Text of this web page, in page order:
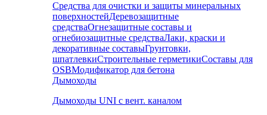
Средства для очистки и защиты минеральных
поверхностейДеревозащитные
средстваОгнезащитные составы и
огнебиозащитные средстваЛаки, краски и
декоративные составыГрунтовки,
шпатлевкиСтроительные герметикиСоставы для
OSBМодификатор для бетона
Дымоходы
Дымоходы UNI с вент. каналом